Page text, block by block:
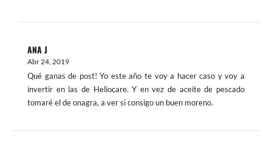
ANA J
Abr 24, 2019
Qué ganas de post! Yo este año te voy a hacer caso y voy a
invertir en las de Heliocare. Y en vez de aceite de pescado
tomaré el de onagra, a ver si consigo un buen moreno.